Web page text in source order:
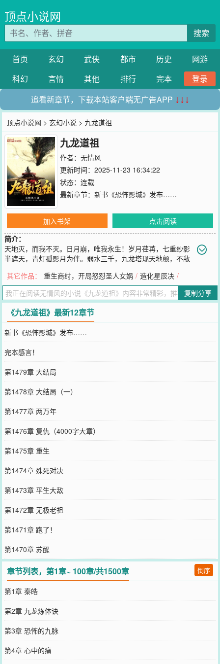
顶点小说网
搜索
首页 玄幻 武侠 都市 历史
网游
科幻
言情 其他 排行 完本
登录
追看新章节，下载本站客户端无广告APP ↓↓↓
顶点小说网 >玄幻小说 > 九龙道祖
九龙道祖
作者： 无情风
更新时间：2025-11-23 16:34:22
状态：连载
最新章节： 新书《恐怖影城》发布……
加入书架
点击阅读
简介：
天地灭，而我不灭。日月崩，唯我永生！岁月荏苒，七重纱影
半遮天，青灯孤影月为伴。弱水三千，九龙塔现天地颤，不敌
最初的起点。已有完结作品《金身不灭诀》《九重至尊天》……坑品
有保证。书友群：598155525
您要是觉得《九龙道祖》还不错的话请不要忘记向您QQ群和微博微信
里的朋友推荐哦！
其它作品： 重生商纣，开局怒怼圣人女娲 / 造化星辰决 /
复制分享
《九龙道祖》最新12章节
新书《恐怖影城》发布……
完本感言！
第1479章 大结局
第1478章 大结局（一）
第1477章 两万年
第1476章 复仇（4000字大章）
第1475章 重生
第1474章 殊死对决
第1473章 平生大敌
第1472章 无极老祖
第1471章 跑了！
第1470章 苏醒
章节列表，第1章~ 100章/共1500章 倒序
第1章 秦皓
第2章 九龙炼体诀
第3章 恐怖的九脉
第4章 心中的痛